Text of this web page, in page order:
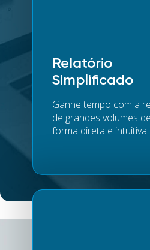
Relatório
Simplificado
Ganhe tempo com a
de grandes volumes
forma direta e intuitiva.